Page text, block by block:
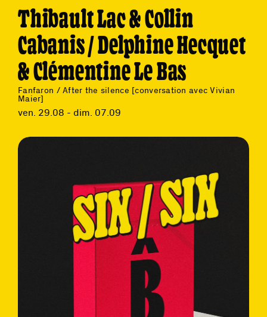
Thibault Lac & Collin
Cabanis / Delphine Hecquet
& Clémentine Le Bas
Fanfaron / After the silence [conversation avec Vivian
Maier]
ven. 29.08 - dim. 07.09